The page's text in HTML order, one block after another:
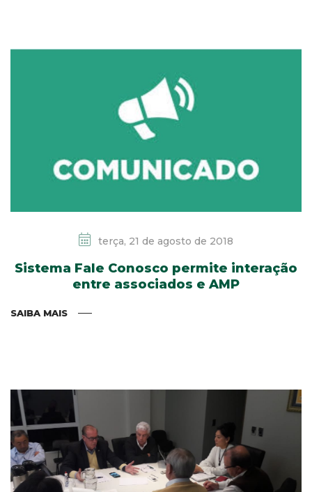
terça, 21 de agosto de 2018
Sistema Fale Conosco permite interação
entre associados e AMP
SAIBA MAIS